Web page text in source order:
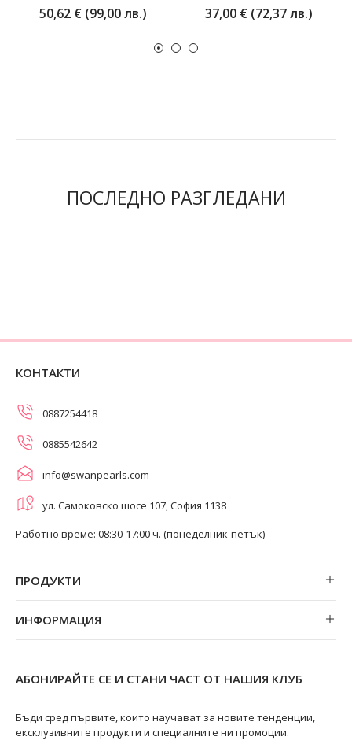
50,62 € (99,00 лв.) 37,00 € (72,37 лв.)
ПОСЛЕДНО РАЗГЛЕДАНИ
КОНТАКТИ
0887254418
0885542642
info@swanpearls.com
ул. Самоковско шосе 107, София 1138
Работно време: 08:30-17:00 ч. (понеделник-петък)
ПРОДУКТИ
Гривни
ИНФОРМАЦИЯ
Магазини
Ремонт на бижута
Видове перли
АБОНИРАЙТЕ СЕ И СТАНИ ЧАСТ ОТ НАШИЯ КЛУБ
Бъди сред първите, които научават за новите тенденции,
ексклузивните продукти и специалните ни промоции.